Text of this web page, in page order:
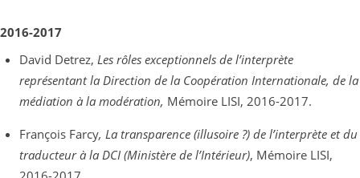
2016-2017
David Detrez, Les rôles exceptionnels de l’interprète
représentant la Direction de la Coopération Internationale, de la
médiation à la modération, Mémoire LISI, 2016-2017.
François Farcy, La transparence (illusoire ?) de l’interprète et du
traducteur à la DCI (Ministère de l’Intérieur), Mémoire LISI,